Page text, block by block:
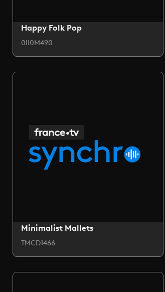
Happy Folk Pop
0II0M490
Minimalist Mallets
TMCD1466